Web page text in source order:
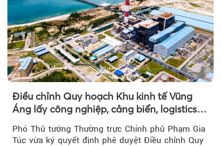
Theo
Điều chỉnh Quy hoạch Khu kinh tế Vũng
Áng lấy công nghiệp, cảng biển, logistics
Phó Thủ tướng Thường trực Chính phủ Phạm Gia
Túc vừa ký quyết định phê duyệt Điều chỉnh Quy